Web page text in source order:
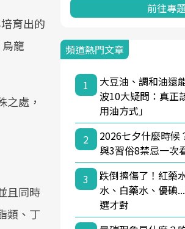
育出的
龍
之處，
且同時
類、丁
前往專
頻道熱門文章
1
大豆油、調和油還
波10大疑問：真正
用油方式」
2
2026七夕什麼時候
與3習俗8禁忌一次
3
跌倒擦傷了！紅藥
水、白藥水、優碘
選才對